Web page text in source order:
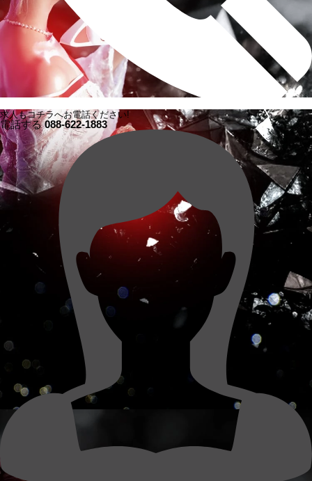
求人もコチラへお電話ください!
電話する088-622-1883